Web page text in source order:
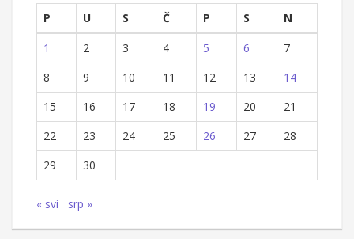
P
U S Č P S
N
1
2 3 4 5 6
7
8
9 10 11 12 13
14
15
16 17 18 19 20
21
22
23 24 25 26 27
28
29
30
« svi srp »